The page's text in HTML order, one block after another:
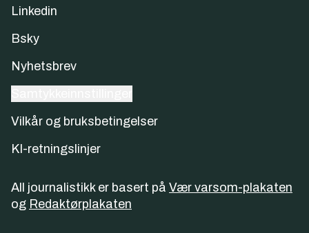
Linkedin
Bsky
Nyhetsbrev
Vilkår og bruksbetingelser
KI-retningslinjer
All journalistikk er basert på Vær varsom-plakaten
og Redaktørplakaten